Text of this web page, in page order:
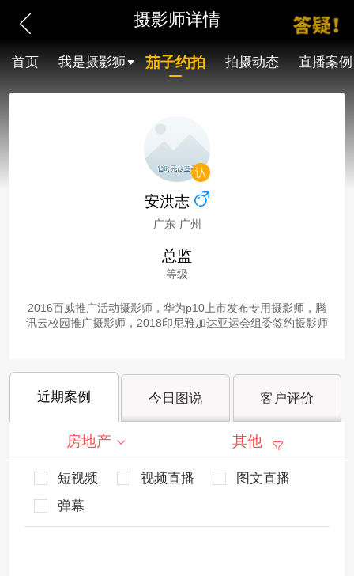
摄影师详情
首页 我是摄影狮 茄子约拍 拍摄动态 直播案例
安洪志
广东-广州
总监
等级
2016百威推广活动摄影师，华为p10上市发布专用摄影师，腾
讯云校园推广摄影师，2018印尼雅加达亚运会组委签约摄影师
近期案例 今日图说 客户评价
房地产 其他
短视频 视频直播
图文直播
弹幕